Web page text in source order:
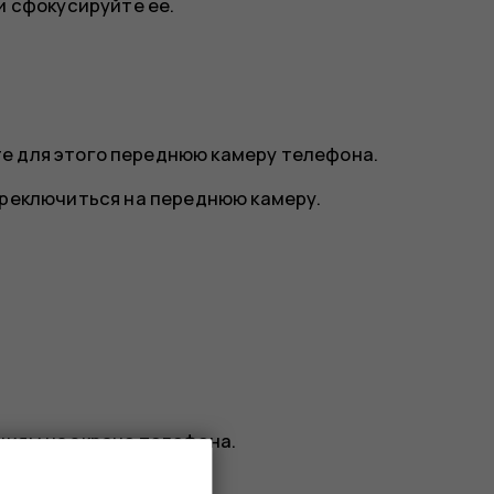
для этого переднюю камеру телефона.
на переднюю камеру.
на экране телефона.